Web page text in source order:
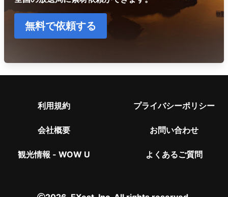
無料で依頼する
利用規約 プライバシーポリシー
会社概要 お問い合わせ
観光情報 - WOW U よくあるご質問